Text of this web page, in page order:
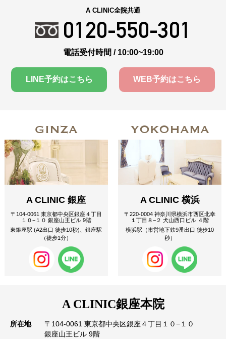
A CLINIC全院共通
0120-550-301
電話受付時間 / 10:00~19:00
LINE予約はこちら WEB予約はこちら
GINZA
A CLINIC 銀座
〒104-0061 東京都中央区銀座４丁目
１０−１０ 銀座山王ビル 9階
東銀座駅 (A2出口 徒歩10秒)、銀座駅
（徒歩1分）
YOKOHAMA
A CLINIC 横浜
〒220-0004 神奈川県横浜市西区北幸
１丁目８−２ 犬山西口ビル ４階
横浜駅（市営地下鉄9番出口 徒歩10
秒）
A CLINIC銀座本院
所在地
〒104-0061 東京都中央区銀座４丁目１０−１０
銀座山王ビル 9階